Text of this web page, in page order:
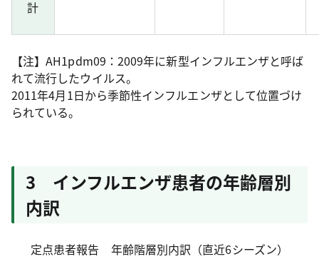
計
【注】AH1pdm09：2009年に新型インフルエンザと呼ば
れて流行したウイルス。
2011年4月1日から季節性インフルエンザとして位置づけ
られている。
3 インフルエンザ患者の年齢層別
内訳
定点患者報告 年齢階層別内訳（直近6シーズン）